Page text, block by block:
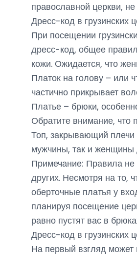
православной церкви,
Дресс-код в
При посещении
дресс-код, общее
кожи. Ожидается, что
Платок на голову – или
частично прикрывает
Платье – брюки,
Обратите внимание,
Топ, закрывающий плечи
мужчины, так и женщины
Примечание: Правила не
других. Несмотря на то,
оберточные платья у
планируя посещение
равно пустят вас в
Дресс-код в грузинских
На первый взгляд может